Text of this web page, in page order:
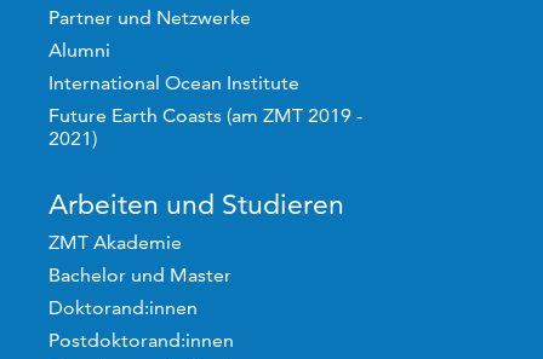
Partner und Netzwerke
Alumni
International Ocean Institute
Future Earth Coasts (am ZMT 2019 -
2021)
Arbeiten und Studieren
ZMT Akademie
Bachelor und Master
Doktorand:innen
Postdoktorand:innen